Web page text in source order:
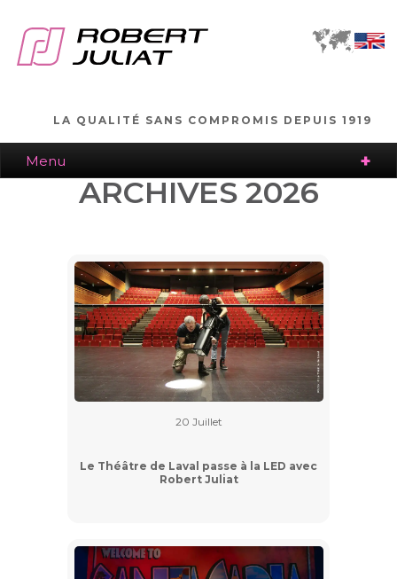
LA QUALITÉ SANS COMPROMIS DEPUIS 1919
Menu
ARCHIVES 2026
20 Juillet
Le Théâtre de Laval passe à la LED avec
Robert Juliat